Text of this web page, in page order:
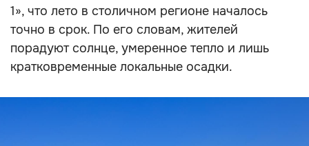
1», что лето в столичном регионе началось
точно в срок. По его словам, жителей
порадуют солнце, умеренное тепло и лишь
кратковременные локальные осадки.